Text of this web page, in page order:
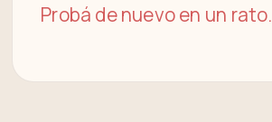
Probá de nuevo en un rato.